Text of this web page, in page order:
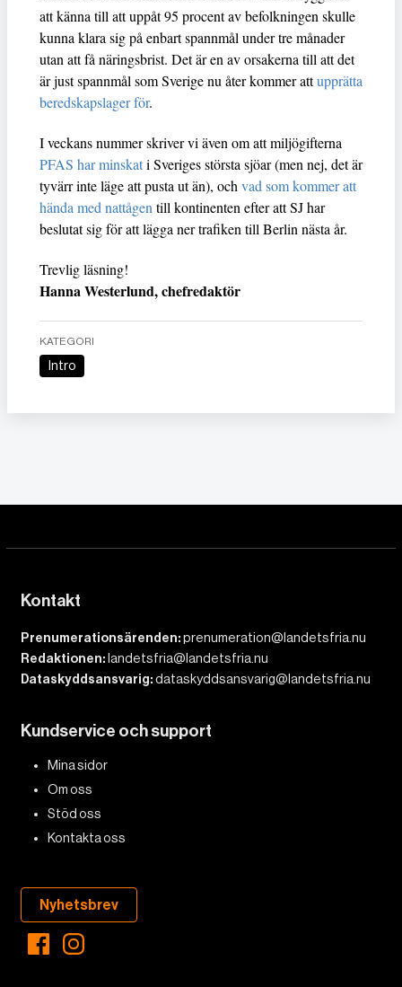
att känna till att uppåt 95 procent av befolkningen skulle
kunna klara sig på enbart spannmål under tre månader
utan att få näringsbrist. Det är en av orsakerna till att det
är just spannmål som Sverige nu åter kommer attupprätta
beredskapslager för.
I veckans nummer skriver vi även om att miljögifterna
PFAS har minskati Sveriges största sjöar (men nej, det är
tyvärr inte läge att pusta ut än), och vad som kommer att
hända med nattågen till kontinenten efter att SJ har
beslutat sig för att lägga ner trafiken till Berlin nästa år.
Trevlig läsning!
Hanna Westerlund, chefredaktör
KATEGORI
Intro
Kontakt
Prenumerationsärenden:prenumeration@landetsfria.nu
Redaktionen: landetsfria@landetsfria.nu
Dataskyddsansvarig:dataskyddsansvarig@landetsfria.nu
Kundservice och support
Mina sidor
Om oss
Stöd oss
Kontakta oss
Nyhetsbrev